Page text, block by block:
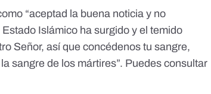
“aceptad la buena noticia y no
Islámico ha surgido y el temido
Señor, así que concédenos tu sangre,
sangre de los mártires”. Puedes consultar